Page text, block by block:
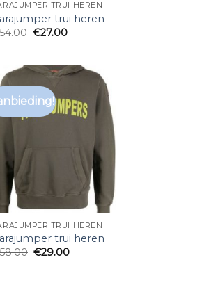
TRUI HEREN
trui heren
€27.00
TRUI HEREN
trui heren
€29.00